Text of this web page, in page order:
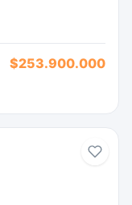
$253.900.000